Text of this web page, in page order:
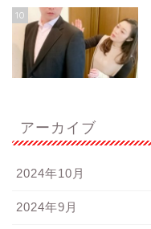
10
アーカイブ
2024年10月
2024年9月